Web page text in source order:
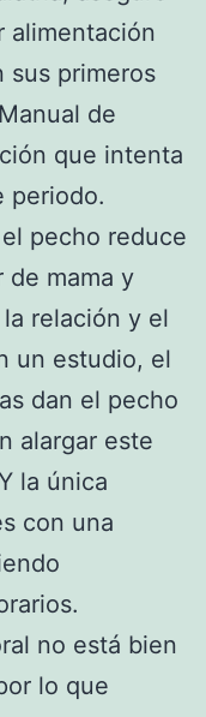
alimentación
sus primeros
de
que intenta
periodo.
pecho reduce
de mama y
relación y el
un estudio, el
dan el pecho
alargar este
la única
con una
no está bien
lo que